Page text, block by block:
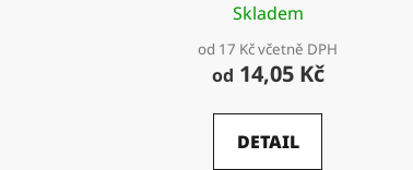
Skladem
od 17 Kč včetně DPH
od 14,05 Kč
DETAIL